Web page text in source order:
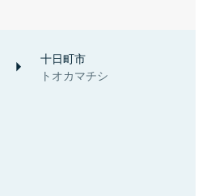
十日町市
トオカマチシ